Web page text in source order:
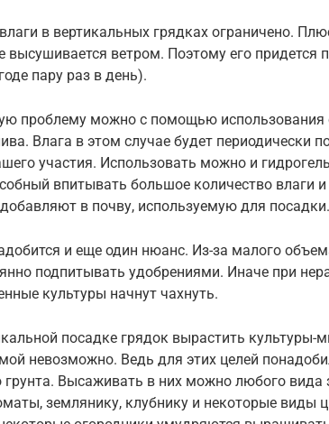
в вертикальных грядках ограничено.
высушивается ветром. Поэтому его придется
пару раз в день).
проблему можно с помощью использования
Влага в этом случае будет периодически
участия. Использовать можно и
впитывать большое количество влаги и
в почву, используемую для посадки.
и еще один нюанс. Из-за малого
подпитывать удобрениями. Иначе при
культуры начнут чахнуть.
посадке грядок вырастить культуры-
невозможно. Ведь для этих целей
Высаживать в них можно любого вида
землянику, клубнику и некоторые виды